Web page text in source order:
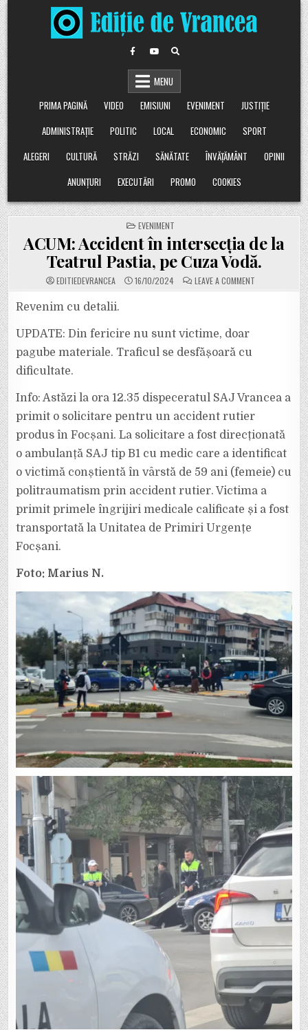
Skip
to
content
MENU
PRIMA PAGINĂ
VIDEO EMISIUNI EVENIMENT
JUSTIȚIE
ADMINISTRAȚIE
POLITIC LOCAL ECONOMIC
SPORT
ALEGERI
CULTURĂ STRĂZI SĂNĂTATE ÎNVĂȚĂMÂNT
OPINII
ANUNȚURI
EXECUTĂRI PROMO COOKIES
POSTED
IN
EVENIMENT
ACUM: Accident în intersecția de la
Teatrul Pastia, pe Cuza Vodă.
EDITIEDEVRANCEA 16/10/2024 LEAVE A COMMENT
ACUM:
Revenim cu detalii.
UPDATE: Din fericire nu sunt victime, doar
pagube materiale. Traficul se desfășoară cu
dificultate.
Info: Astăzi la ora 12.35 dispeceratul SAJ Vrancea a
primit o solicitare pentru un accident rutier
produs în Focșani. La solicitare a fost direcționată
o ambulanță SAJ tip B1 cu medic care a identificat
o victimă conștientă în vârstă de 59 ani (femeie) cu
politraumatism prin accident rutier. Victima a
primit primele îngrijiri medicale calificate și a fost
transportată la Unitatea de Primiri Urgențe
Focșani.
Foto: Marius N.